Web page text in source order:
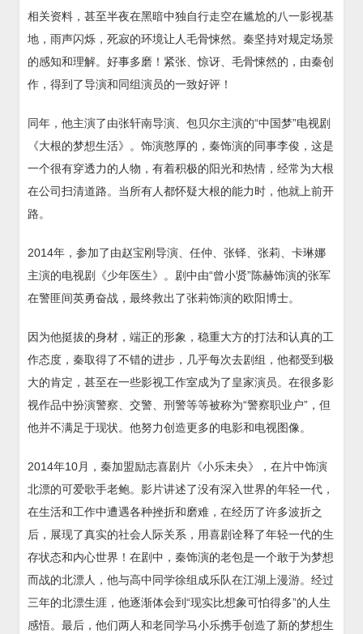
相关资料，甚至半夜在黑暗中独自行走空在尴尬的八一影视基
地，雨声闪烁，死寂的环境让人毛骨悚然。秦坚持对规定场景
的感知和理解。好事多磨！紧张、惊讶、毛骨悚然的，由秦创
作，得到了导演和同组演员的一致好评！
同年，他主演了由张轩南导演、包贝尔主演的“中国梦”电视剧
《大根的梦想生活》。饰演憨厚的，秦饰演的同事李俊，这是
一个很有穿透力的人物，有着积极的阳光和热情，经常为大根
在公司扫清道路。当所有人都怀疑大根的能力时，他就上前开
路。
2014年，参加了由赵宝刚导演、任仲、张铎、张莉、卡琳娜
主演的电视剧《少年医生》。剧中由“曾小贤”陈赫饰演的张军
在警匪间英勇奋战，最终救出了张莉饰演的欧阳博士。
因为他挺拔的身材，端正的形象，稳重大方的打法和认真的工
作态度，秦取得了不错的进步，几乎每次去剧组，他都受到极
大的肯定，甚至在一些影视工作室成为了皇家演员。在很多影
视作品中扮演警察、交警、刑警等等被称为“警察职业户”，但
他并不满足于现状。他努力创造更多的电影和电视图像。
2014年10月，秦加盟励志喜剧片《小乐未央》，在片中饰演
北漂的可爱歌手老鲍。影片讲述了没有深入世界的年轻一代，
在生活和工作中遭遇各种挫折和磨难，在经历了许多波折之
后，展现了真实的社会人际关系，用喜剧诠释了年轻一代的生
存状态和内心世界！在剧中，秦饰演的老包是一个敢于为梦想
而战的北漂人，他与高中同学徐组成乐队在江湖上漫游。经过
三年的北漂生涯，他逐渐体会到“现实比想象可怕得多”的人生
感悟。最后，他们两人和老同学马小乐携手创造了新的梦想生